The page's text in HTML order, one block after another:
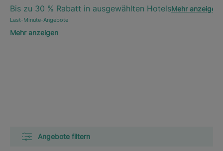
Bis zu 30 % Rabatt in ausgewählten Hotels
Last-Minute-Angebote
Mehr anzeigen
Mehr anzeigen
Angebote filtern